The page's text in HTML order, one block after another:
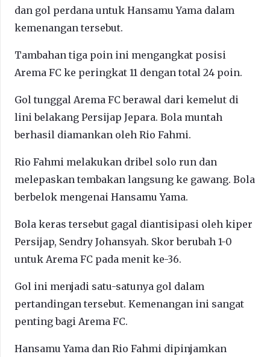
dan gol perdana untuk Hansamu Yama dalam
kemenangan tersebut.
Tambahan tiga poin ini mengangkat posisi
Arema FC ke peringkat 11 dengan total 24 poin.
Gol tunggal Arema FC berawal dari kemelut di
lini belakang Persijap Jepara. Bola muntah
berhasil diamankan oleh Rio Fahmi.
Rio Fahmi melakukan dribel solo run dan
melepaskan tembakan langsung ke gawang. Bola
berbelok mengenai Hansamu Yama.
Bola keras tersebut gagal diantisipasi oleh kiper
Persijap, Sendry Johansyah. Skor berubah 1-0
untuk Arema FC pada menit ke-36.
Gol ini menjadi satu-satunya gol dalam
pertandingan tersebut. Kemenangan ini sangat
penting bagi Arema FC.
Hansamu Yama dan Rio Fahmi dipinjamkan